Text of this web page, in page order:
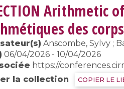
19 videos
and AI
/
Coulomb
quantum
Arithmetic
des
Anscombe, Sylvy ;
06/04/2026 - 10/04/2026
https://
la collection
COPIER LE